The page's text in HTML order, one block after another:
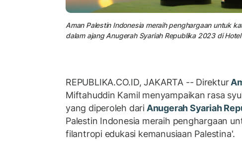
Aman Palestin Indonesia meraih penghargaan untuk
dalam ajang Anugerah Syariah Republika 2023 di
REPUBLIKA.CO.ID, JAKARTA -- Direktur
Miftahuddin Kamil menyampaikan rasa
yang diperoleh dari Anugerah Syariah
Palestin Indonesia meraih penghargaan
filantropi edukasi kemanusiaan Palestina'.